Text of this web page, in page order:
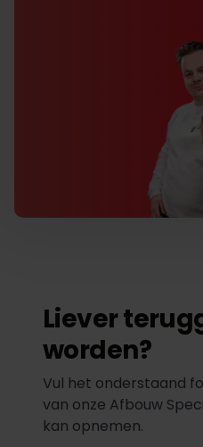
Liever
worden?
Vul het onderstaand
van onze Afbouw
kan opnemen.